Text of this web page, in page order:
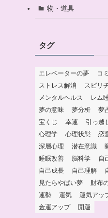
物・道具
タグ
エレベーターの夢
コ
ストレス解消
スピリ
メンタルヘルス
レム
夢の意味
夢分析 夢
宝くじ
幸運 引っ越
心理学
心理状態 恋
深層心理
潜在意識
睡眠改善
脳科学 自
自己成長
自己理解
見たらやばい夢
財布
運勢
運気 運気アッ
金運アップ
開運